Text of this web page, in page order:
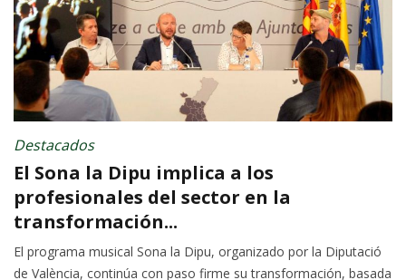
Destacados
El Sona la Dipu implica a los
profesionales del sector en la
transformación...
El programa musical Sona la Dipu, organizado por la Diputació
de València, continúa con paso firme su transformación, basada